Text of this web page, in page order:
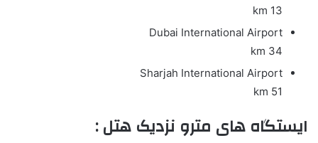
13 km
Dubai International Airport
34 km
Sharjah International Airport
51 km
ایستگاه های مترو نزدیک هتل :